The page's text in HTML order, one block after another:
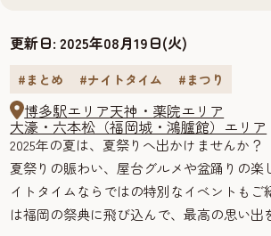
更新日:2025年08月19日(火)
#まとめ #ナイトタイム #まつり
博多駅エリア天神・薬院エリア
大濠・六本松（福岡城・鴻臚館）エリア
2025年の夏は、夏祭りへ出かけませんか？
夏祭りの賑わい、屋台グルメや盆踊りの楽
イトタイムならではの特別なイベントもご
は福岡の祭典に飛び込んで、最高の思い出